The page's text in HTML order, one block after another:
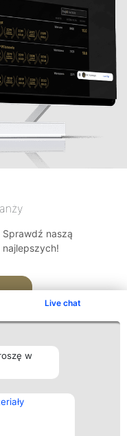
Live chat
w
naszą
Kontakt
Kontakt